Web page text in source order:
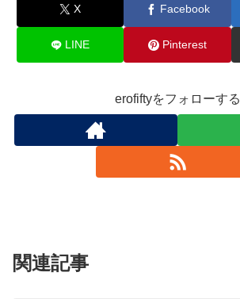
X Facebook
LINE Pinterest
erofiftyをフォローする
関連記事